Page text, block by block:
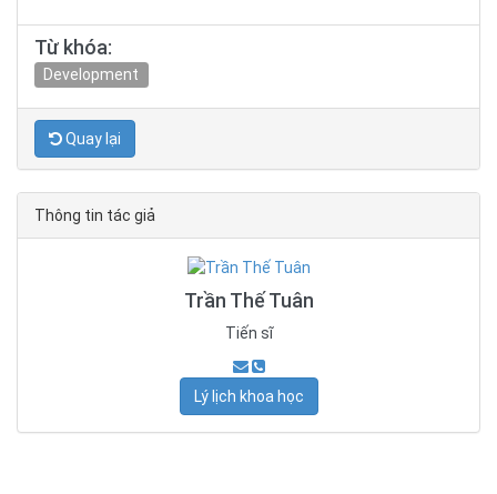
Từ khóa:
Development
Quay lại
Thông tin tác giả
Trần Thế Tuân
Tiến sĩ
Lý lịch khoa học